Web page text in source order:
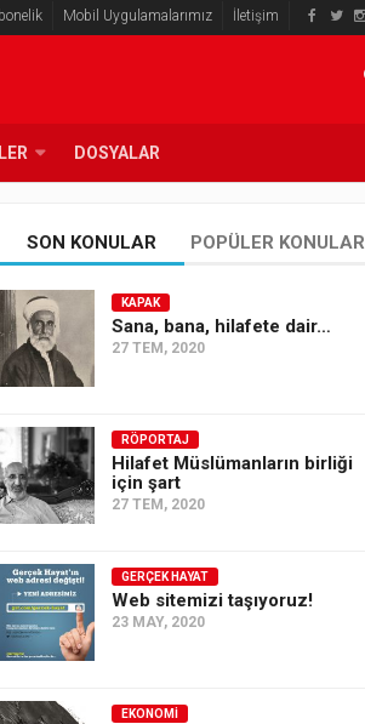
Mobil Uygulamalarımız İletişim
DOSYALAR
SON KONULAR POPÜLER KONULAR
KAPAK
Sana, bana, hilafete dair…
27 TEM, 2020
RÖPORTAJ
Hilafet Müslümanların birliği
için şart
27 TEM, 2020
GERÇEK HAYAT
Web sitemizi taşıyoruz!
23 MAY, 2020
EKONOMI